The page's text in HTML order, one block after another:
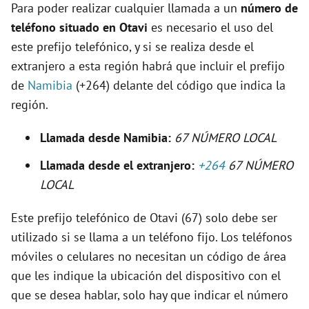
e
o
Para poder realizar cualquier llamada a un número de
teléfono situado en Otavi es necesario el uso del
este prefijo telefónico, y si se realiza desde el
extranjero a esta región habrá que incluir el prefijo
de Namibia (+264) delante del código que indica la
región.
Llamada desde Namibia: 67 NÚMERO LOCAL
Llamada desde el extranjero: +26467 NÚMERO
LOCAL
Este prefijo telefónico de Otavi (67) solo debe ser
utilizado si se llama a un teléfono fijo. Los teléfonos
móviles o celulares no necesitan un código de área
que les indique la ubicación del dispositivo con el
que se desea hablar, solo hay que indicar el número